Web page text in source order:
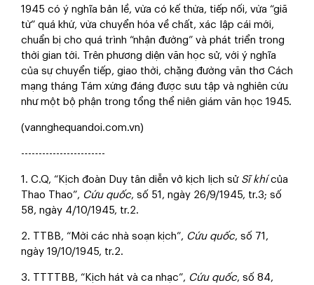
1945 có ý nghĩa bản lề, vừa có kế thừa, tiếp nối, vừa “giã
từ” quá khứ, vừa chuyển hóa về chất, xác lập cái mới,
chuẩn bị cho quá trình “nhận đường” và phát triển trong
thời gian tới. Trên phương diện văn học sử, với ý nghĩa
của sự chuyển tiếp, giao thời, chặng đường văn thơ Cách
mạng tháng Tám xứng đáng được sưu tập và nghiên cứu
như một bộ phận trong tổng thể niên giám văn học 1945.
(vannghequandoi.com.vn)
------------------------
1. C.Q, “Kịch đoàn Duy tân diễn vở kịch lịch sử Sĩ khícủa
Thao Thao”, Cứu quốc, số 51, ngày 26/9/1945, tr.3; số
58, ngày 4/10/1945, tr.2.
2. TTBB, “Mời các nhà soạn kịch”, Cứu quốc, số 71,
ngày 19/10/1945, tr.2.
3. TTTTBB, “Kịch hát và ca nhạc”, Cứu quốc, số 84,